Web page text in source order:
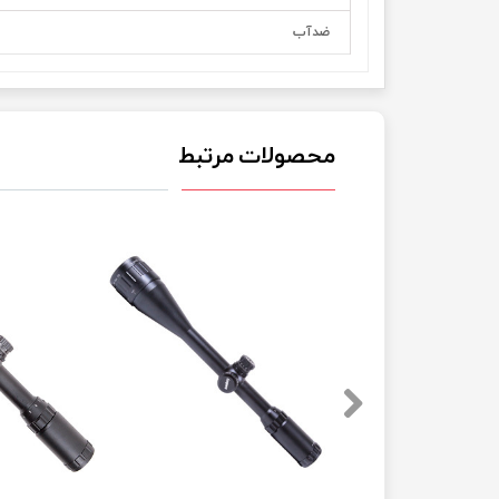
ضدآب
محصولات مرتبط